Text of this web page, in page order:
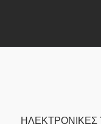
ΗΛΕΚΤΡΟΝΙΚΕΣ